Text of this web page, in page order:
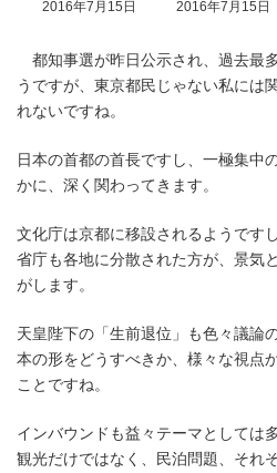
2016年7月15日
新
時
2016年7月15日
都知事選が昨日公示され、過去最
うですが、東京都民じゃない私には
れないですね。
日本の首都の首長ですし、一極集中
かに、深く関わってきます。
文化庁は京都に移設されるようです
省庁も各地に分散された方が、景気
がします。
天皇陛下の「生前退位」も色々議論
本の形をどうすべきか、様々な視点
ことですね。
インバウンドも益々テーマとしては
観光だけではなく、民泊問題、それ